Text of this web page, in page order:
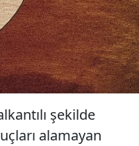
şekilde
alamayan